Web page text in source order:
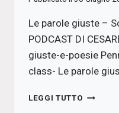
Le parole giuste –
PODCAST DI
giuste-e-poesie
class- Le parole
LEGGI TUTTO SANA